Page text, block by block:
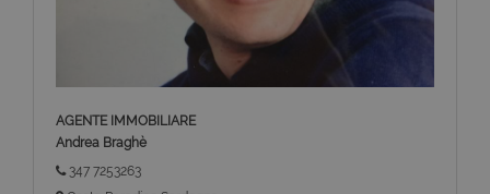
AGENTE IMMOBILIARE
Andrea Braghè
347 7253263